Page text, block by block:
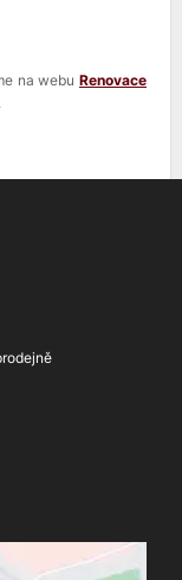
na webuRenovace
.